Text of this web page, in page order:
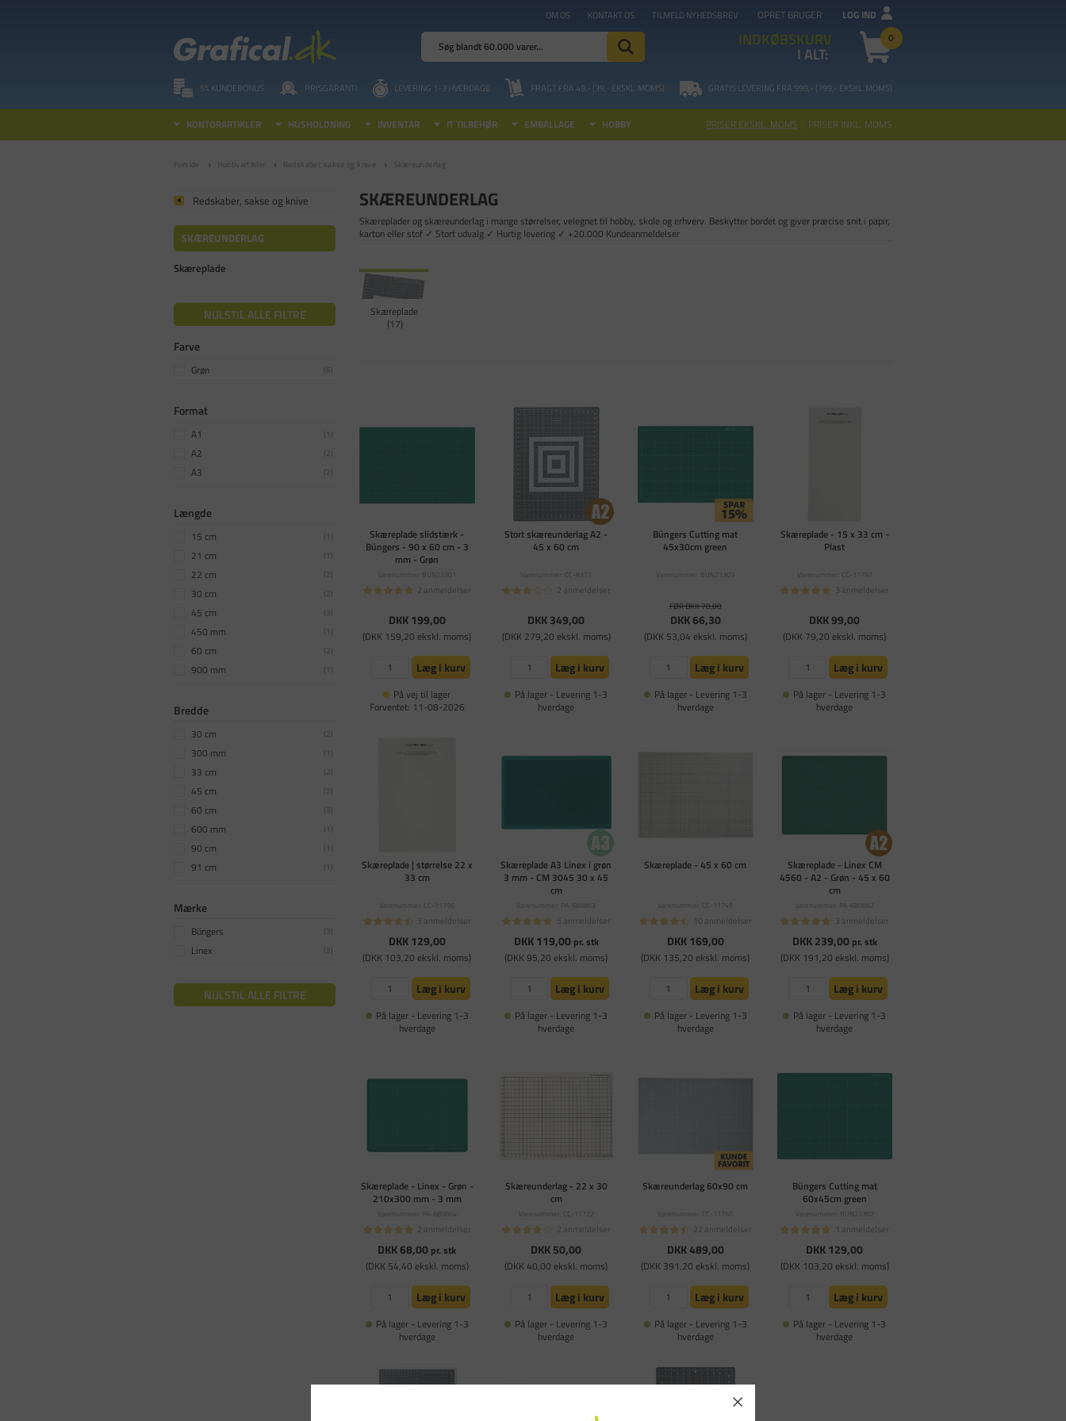
OM OS KONTAKT OS TILMELD NYHEDSBREV OPRET BRUGER LOG IND
INDKØBSKURV 0
I ALT:
5% KUNDEBONUS PRISGARANTI LEVERING 1-3 HVERDAGE FRAGT FRA 49,- (39,- EKSKL. MOMS) GRATIS LEVERING FRA 999,- (799,- EKSKL. MOMS)
KONTORARTIKLER HUSHOLDNING INVENTAR IT TILBEHØR EMBALLAGE HOBBY PRISER EKSKL. MOMS | PRISER INKL. MOMS
Forside Hobbyartikler Redskaber, sakse og knive Skæreunderlag
Redskaber, sakse og knive
SKÆREUNDERLAG
Skæreplade
NULSTIL ALLE FILTRE
Farve
Grøn (6 )
Format
A1 ( 1 )
A2 (2 )
A3 (2 )
Længde
15 cm ( 1 )
21 cm ( 1 )
22 cm (2 )
30 cm (2 )
45 cm ( 3)
450 mm ( 1 )
60 cm (2 )
900 mm ( 1 )
Bredde
30 cm (2 )
300 mm ( 1 )
33 cm (2 )
45 cm (2 )
60 cm ( 3)
600 mm ( 1 )
90 cm ( 1 )
91 cm ( 1 )
Mærke
Büngers ( 3)
Linex ( 3)
NULSTIL ALLE FILTRE
SKÆREUNDERLAG
Skæreplader og skæreunderlag i mange størrelser, velegnet til hobby, skole og erhverv. Beskytter bordet og giver præcise snit i papir,
karton eller stof ✓ Stort udvalg ✓ Hurtig levering ✓ +20.000 Kundeanmeldelser
Skæreplade
17
Skæreplade slidstærk -
Büngers - 90 x 60 cm - 3
mm - Grøn
Varenummer: BUN23301
2 anmeldelser
DKK 199,00
(DKK 159,20 ekskl. moms)
Læg i kurv
På vej til lager
Forventet: 11-08-2026
Stort skæreunderlag A2 -
45 x 60 cm
Varenummer: CC-8371
2 anmeldelser
DKK 349,00
(DKK 279,20 ekskl. moms)
Læg i kurv
På lager - Levering 1-3
hverdage
Büngers Cutting mat
45x30cm green
Varenummer: BUN23303
FØR DKK 78,00
DKK 66,30
(DKK 53,04 ekskl. moms)
Læg i kurv
På lager - Levering 1-3
hverdage
Skæreplade - 15 x 33 cm -
Plast
Varenummer: CC-11797
3 anmeldelser
DKK 99,00
(DKK 79,20 ekskl. moms)
Læg i kurv
På lager - Levering 1-3
hverdage
Skæreplade | størrelse 22 x
33 cm
Varenummer: CC-11796
3 anmeldelser
DKK 129,00
(DKK 103,20 ekskl. moms)
Læg i kurv
På lager - Levering 1-3
hverdage
Skæreplade A3 Linex i grøn
3 mm - CM 3045 30 x 45
cm
Varenummer: PA-689863
5 anmeldelser
DKK 119,00pr. stk
(DKK 95,20 ekskl. moms)
Læg i kurv
På lager - Levering 1-3
hverdage
Skæreplade - 45 x 60 cm
Varenummer: CC-11745
10 anmeldelser
DKK 169,00
(DKK 135,20 ekskl. moms)
Læg i kurv
På lager - Levering 1-3
hverdage
Skæreplade - Linex CM
4560 - A2 - Grøn - 45 x 60
cm
Varenummer: PA-689862
3 anmeldelser
DKK 239,00pr. stk
(DKK 191,20 ekskl. moms)
Læg i kurv
På lager - Levering 1-3
hverdage
Skæreplade - Linex - Grøn -
210x300 mm - 3 mm
Varenummer: PA-689864
2 anmeldelser
DKK 68,00 pr. stk
(DKK 54,40 ekskl. moms)
Læg i kurv
På lager - Levering 1-3
hverdage
Skæreunderlag - 22 x 30
cm
Varenummer: CC-11722
2 anmeldelser
DKK 50,00
(DKK 40,00 ekskl. moms)
Læg i kurv
På lager - Levering 1-3
hverdage
Skæreunderlag 60x90 cm
Varenummer: CC-11760
22 anmeldelser
DKK 489,00
(DKK 391,20 ekskl. moms)
Læg i kurv
På lager - Levering 1-3
hverdage
Büngers Cutting mat
60x45cm green
Varenummer: BUN23302
1 anmeldelser
DKK 129,00
(DKK 103,20 ekskl. moms)
Læg i kurv
På lager - Levering 1-3
hverdage